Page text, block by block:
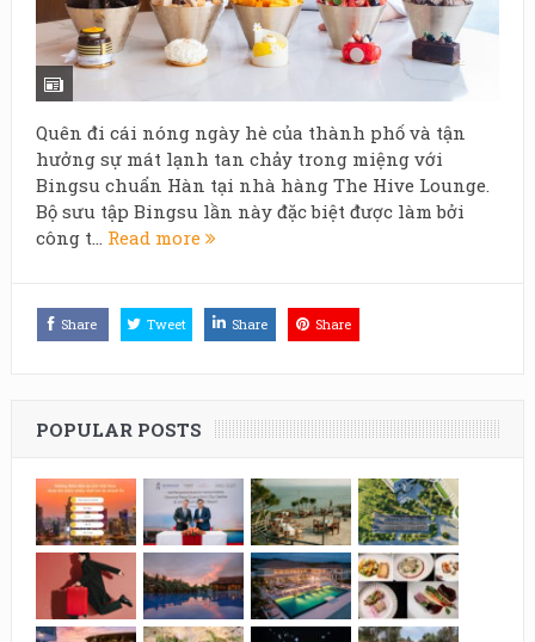
Quên đi cái nóng ngày hè của thành phố và tận
hưởng sự mát lạnh tan chảy trong miệng với
Bingsu chuẩn Hàn tại nhà hàng The Hive Lounge.
Bộ sưu tập Bingsu lần này đặc biệt được làm bởi
công t... Read more
Share Tweet Share Share
POPULAR POSTS